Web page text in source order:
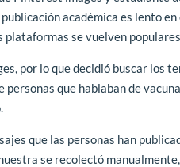
académica es lento
plataformas se vuelven
por lo que decidió buscar los
que hablaban de
que las personas han
se recolectó